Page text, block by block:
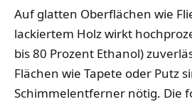
Auf glatten Oberflächen wie
lackiertem Holz wirkt
bis 80 Prozent Ethanol)
Flächen wie Tapete oder Putz
Schimmelentferner nötig. Die